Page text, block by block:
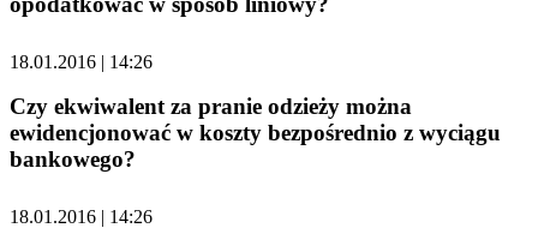
18.01.2016 | 14:26
Czy ekwiwalent za pranie odzieży można
ewidencjonować w koszty bezpośrednio z wyciągu
bankowego?
18.01.2016 | 14:26